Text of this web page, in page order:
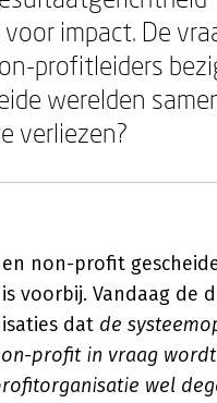
impact. De
profitleiders
werelden
verliezen?
non-profit
voorbij. Vandaag de
dat de
profit in vraag
wel